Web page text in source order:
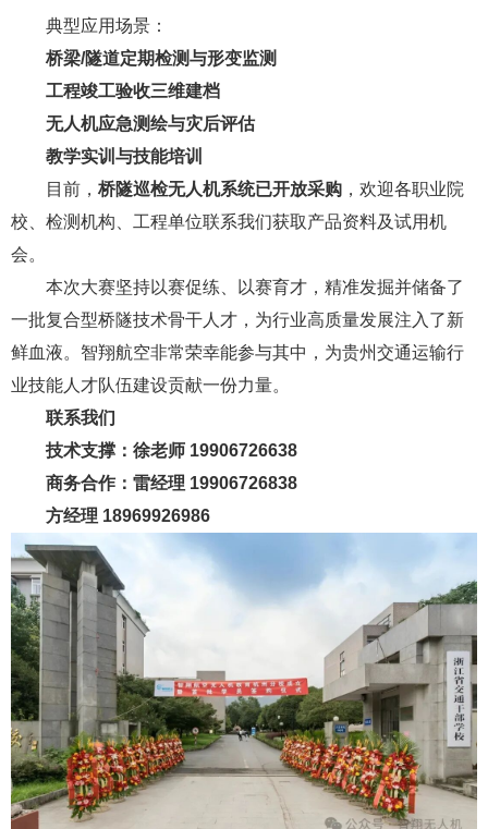
典型应用场景：
桥梁/隧道定期检测与形变监测
工程竣工验收三维建档
无人机应急测绘与灾后评估
教学实训与技能培训
目前， 桥隧巡检无人机系统已开放采购 ，欢迎各职业院
校、检测机构、工程单位联系我们获取产品资料及试用机
会。
本次大赛坚持以赛促练、以赛育才，精准发掘并储备了
一批复合型桥隧技术骨干人才，为行业高质量发展注入了新
鲜血液。智翔航空非常荣幸能参与其中，为贵州交通运输行
业技能人才队伍建设贡献一份力量。
联系我们
技术支撑：徐老师 19906726638
商务合作：雷经理 19906726838
方经理 18969926986